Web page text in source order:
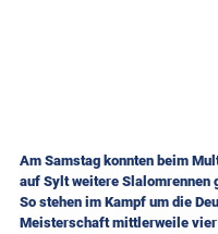
Am Samstag konnten beim
auf Sylt weitere Slalomrennen
So stehen im Kampf um die
Meisterschaft mittlerweile vier